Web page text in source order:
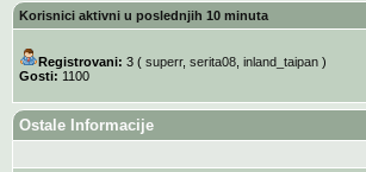
Korisnici aktivni u poslednjih 10 minuta
Registrovani: 3 ( superr, serita08, inland_taipan)
Gosti: 1100
Ostale Informacije